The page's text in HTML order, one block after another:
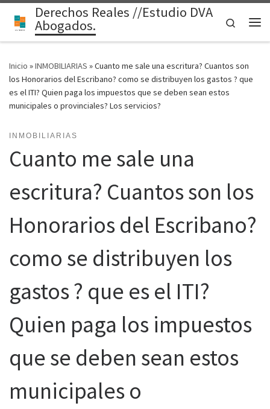
Saltar al contenido
Derechos Reales //Estudio DVA
Abogados.
Search
Inicio »INMOBILIARIAS »Cuanto me sale una escritura? Cuantos son
los Honorarios del Escribano? como se distribuyen los gastos ? que
es el ITI? Quien paga los impuestos que se deben sean estos
municipales o provinciales? Los servicios?
INMOBILIARIAS
Cuanto me sale una
escritura? Cuantos son los
Honorarios del Escribano?
como se distribuyen los
gastos ? que es el ITI?
Quien paga los impuestos
que se deben sean estos
municipales o